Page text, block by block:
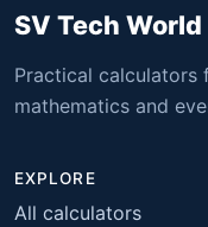
SV Tech World
Practical calculators
mathematics and
EXPLORE
All calculators